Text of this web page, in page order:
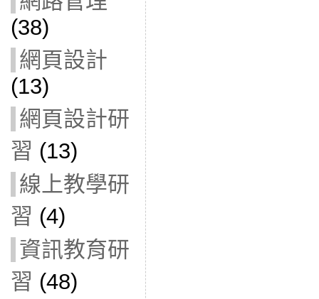
(38)
網頁設計
(13)
網頁設計研
習 (13)
線上教學研
習 (4)
資訊教育研
習 (48)